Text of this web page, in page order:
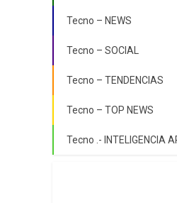
Tecno – NEWS
Tecno – SOCIAL
Tecno – TENDENCIAS
Tecno – TOP NEWS
Tecno .- INTELIGENCIA